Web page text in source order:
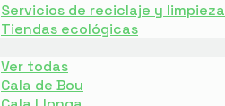
Servicios de reciclaje y limpieza
Tiendas ecológicas
Ver todas
Cala de Bou